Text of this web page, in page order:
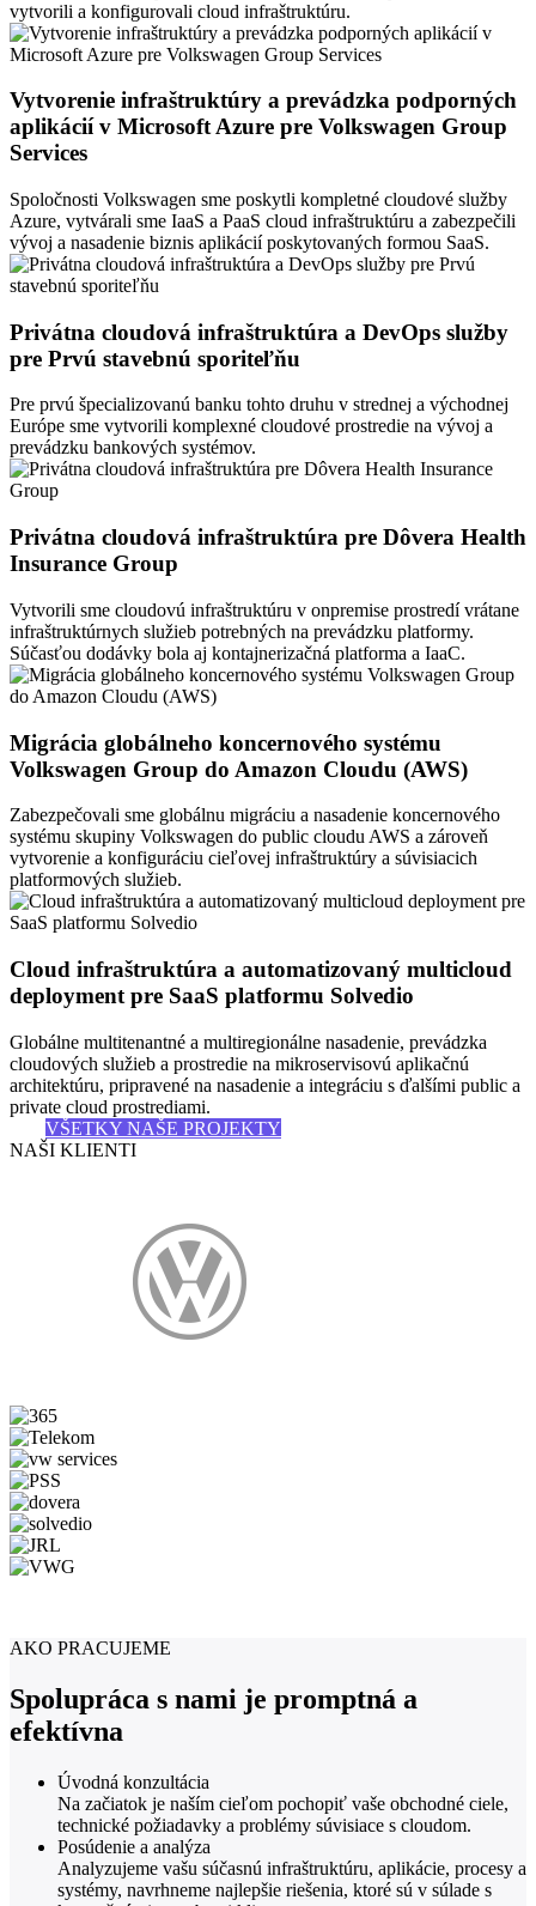
vytvorili a konfigurovali cloud infraštruktúru.
Vytvorenie infraštruktúry a prevádzka podporných
aplikácií v Microsoft Azure pre Volkswagen Group
Services
Spoločnosti Volkswagen sme poskytli kompletné cloudové služby
Azure, vytvárali sme IaaS a PaaS cloud infraštruktúru a zabezpečili
vývoj a nasadenie biznis aplikácií poskytovaných formou SaaS.
Privátna cloudová infraštruktúra a DevOps služby
pre Prvú stavebnú sporiteľňu
Pre prvú špecializovanú banku tohto druhu v strednej a východnej
Európe sme vytvorili komplexné cloudové prostredie na vývoj a
prevádzku bankových systémov.
Privátna cloudová infraštruktúra pre Dôvera Health
Insurance Group
Vytvorili sme cloudovú infraštruktúru v onpremise prostredí vrátane
infraštruktúrnych služieb potrebných na prevádzku platformy.
Súčasťou dodávky bola aj kontajnerizačná platforma a IaaC.
Migrácia globálneho koncernového systému
Volkswagen Group do Amazon Cloudu (AWS)
Zabezpečovali sme globálnu migráciu a nasadenie koncernového
systému skupiny Volkswagen do public cloudu AWS a zároveň
vytvorenie a konfiguráciu cieľovej infraštruktúry a súvisiacich
platformových služieb.
Cloud infraštruktúra a automatizovaný multicloud
deployment pre SaaS platformu Solvedio
Globálne multitenantné a multiregionálne nasadenie, prevádzka
cloudových služieb a prostredie na mikroservisovú aplikačnú
architektúru, pripravené na nasadenie a integráciu s ďalšími public a
private cloud prostrediami.
VŠETKY NAŠE PROJEKTY
NAŠI KLIENTI
AKO PRACUJEME
Spolupráca s nami je promptná a
efektívna
Úvodná konzultácia
Na začiatok je naším cieľom pochopiť vaše obchodné ciele,
technické požiadavky a problémy súvisiace s cloudom.
Posúdenie a analýza
Analyzujeme vašu súčasnú infraštruktúru, aplikácie, procesy a
systémy, navrhneme najlepšie riešenia, ktoré sú v súlade s